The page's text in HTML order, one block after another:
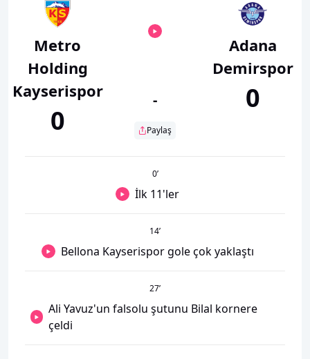
Metro
Holding
Kayserispor
0
-
Paylaş
Adana
Demirspor
0
0’
İlk 11'ler
14’
Bellona Kayserispor gole çok yaklaştı
27’
Ali Yavuz'un falsolu şutunu Bilal kornere
çeldi